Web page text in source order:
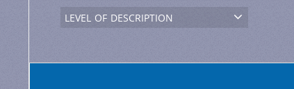
level of description